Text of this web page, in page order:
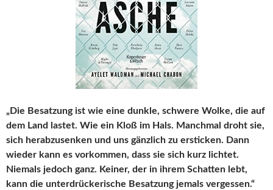
„Die Besatzung ist wie eine dunkle, schwere Wolke, die auf
dem Land lastet. Wie ein Kloß im Hals. Manchmal droht sie,
sich herabzusenken und uns gänzlich zu ersticken. Dann
wieder kann es vorkommen, dass sie sich kurz lichtet.
Niemals jedoch ganz. Keiner, der in ihrem Schatten lebt,
kann die unterdrückerische Besatzung jemals vergessen.“